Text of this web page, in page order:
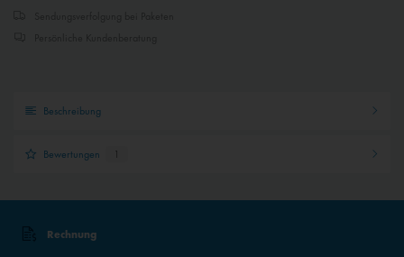
Beschreibung
Bewertungen 1
Rechnung